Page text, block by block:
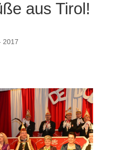
aus Tirol!
2017